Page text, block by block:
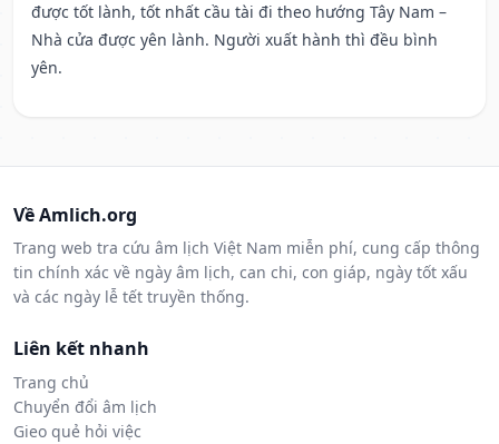
được tốt lành, tốt nhất cầu tài đi theo hướng Tây Nam –
Nhà cửa được yên lành. Người xuất hành thì đều bình
yên.
Về Amlich.org
Trang web tra cứu âm lịch Việt Nam miễn phí, cung cấp thông
tin chính xác về ngày âm lịch, can chi, con giáp, ngày tốt xấu
và các ngày lễ tết truyền thống.
Liên kết nhanh
Trang chủ
Chuyển đổi âm lịch
Gieo quẻ hỏi việc